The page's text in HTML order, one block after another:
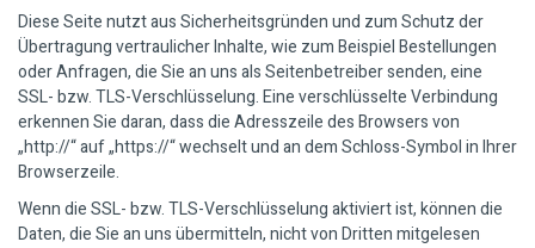
Diese Seite nutzt aus Sicherheitsgründen und zum Schutz der
Übertragung vertraulicher Inhalte, wie zum Beispiel Bestellungen
oder Anfragen, die Sie an uns als Seitenbetreiber senden, eine
SSL- bzw. TLS-Verschlüsselung. Eine verschlüsselte Verbindung
erkennen Sie daran, dass die Adresszeile des Browsers von
„http://“ auf „https://“ wechselt und an dem Schloss-Symbol in Ihrer
Browserzeile.
Wenn die SSL- bzw. TLS-Verschlüsselung aktiviert ist, können die
Daten, die Sie an uns übermitteln, nicht von Dritten mitgelesen